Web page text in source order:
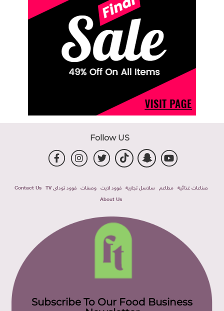
Follow US
صناعات غذائية مطاعم سلاسل تجارية فوود لايت وصفات فوود توداى TV
Contact Us
About Us
Subscribe To Our Food Business